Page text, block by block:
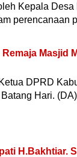
Kepala
perencanaan
Masjid
DPRD
Hari. (DA)
H.Bakhtiar.